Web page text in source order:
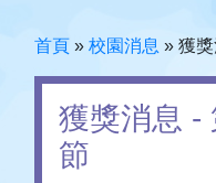
首頁 » 校園消息 » 獲
獲獎消息 -
節